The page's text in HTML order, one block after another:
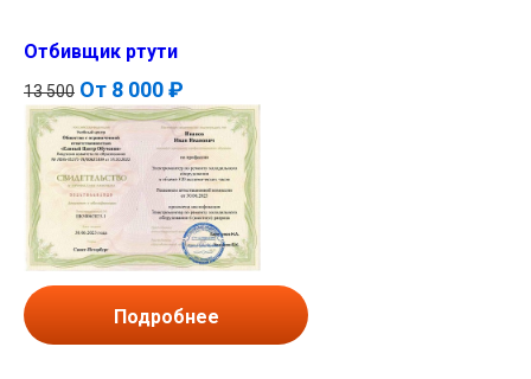
Отбивщик ртути
13 500 От 8 000 ₽
Подробнее